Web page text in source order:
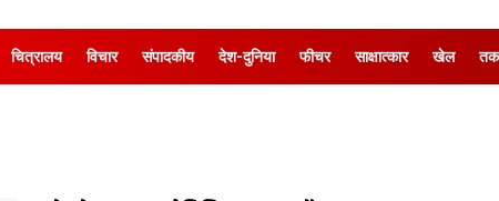
चित्रालय विचार संपादकीय देश-दुनिया फीचर साक्षात्‍कार खेल